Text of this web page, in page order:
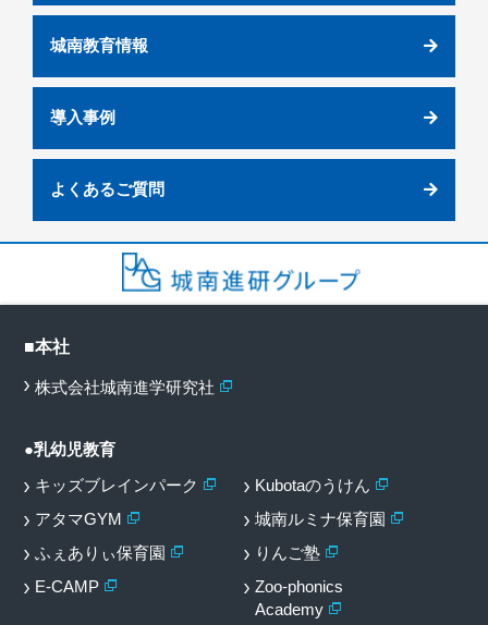
城南教育情報
導入事例
よくあるご質問
■本社
株式会社城南進学研究社
●乳幼児教育
キッズブレインパーク
Kubotaのうけん
アタマGYM
城南ルミナ保育園
ふぇありぃ保育園
りんご塾
E-CAMP
Zoo-phonics
Academy